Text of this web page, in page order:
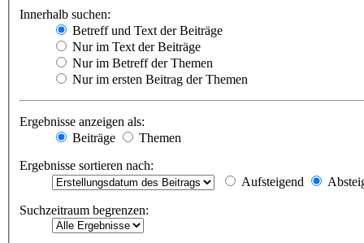
Innerhalb suchen:
Betreff und Text der Beiträge
Nur im Text der Beiträge
Nur im Betreff der Themen
Nur im ersten Beitrag der Themen
Ergebnisse anzeigen als:
Beiträge
Themen
Ergebnisse sortieren nach:
Aufsteigend
Suchzeitraum begrenzen: